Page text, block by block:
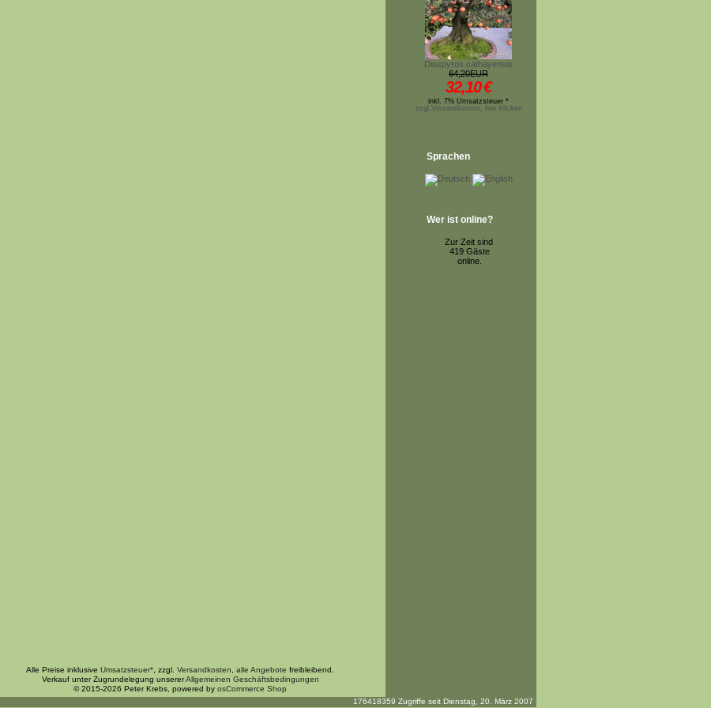
Diospyros cathayensis
64,20EUR
32,10€
inkl. 7% Umsatzsteuer *
zzgl.Versandkosten, hier klicken
Sprachen
Wer ist online?
Zur Zeit sind
419 Gäste
online.
Alle Preise inklusive Umsatzsteuer* , zzgl. Versandkosten alle Angebote freibleibend.
Verkauf unter Zugrundelegung unsererAllgemeinen Geschäftsbedingungen
© 2015-2026 Peter Krebs, powered by osCommerce Shop
176418359 Zugriffe seit Dienstag, 20. März 2007